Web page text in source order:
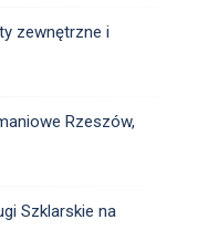
zewnętrzne i
Rzeszów,
Szklarskie na